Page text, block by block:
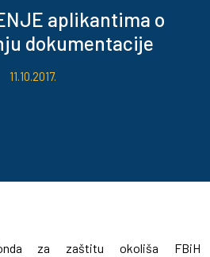
aplikantima o
dokumentacije
11.10.2017.
za zaštitu okoliša FBiH